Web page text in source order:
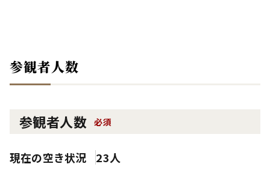
参観者人数
参観者人数 必須
現在の空き状況 23人